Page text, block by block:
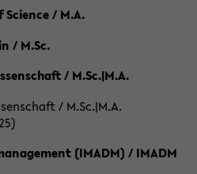
/ M.A.
/ M.Sc.
/ M.Sc.|M.A.
/ M.Sc.|M.A.
(IMADM) / IMADM